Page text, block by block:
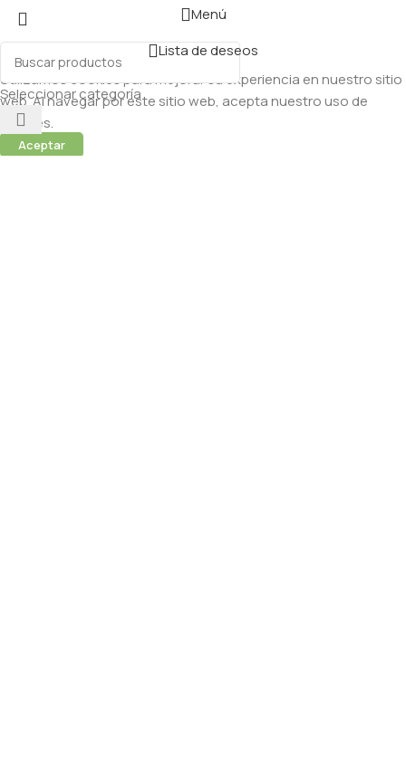
Seleccionar categoría
Menú
Lista de deseos
Utilizamos cookies para mejorar su experiencia en nuestro sitio
web. Al navegar por este sitio web, acepta nuestro uso de
cookies.
Aceptar